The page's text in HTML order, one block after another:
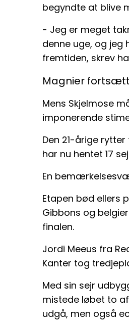
begyndte at blive
- Jeg er meget
denne uge, og
fremtiden, skrev
Magnier
Mens Skjelmose
imponerende
Den 21-årige
har nu hentet 17
En
Etapen bød ellers
Gibbons og
finalen.
Jordi Meeus fra
Kanter tog
Med sin sejr
mistede løbet to
udgå, men også